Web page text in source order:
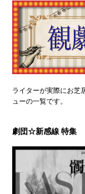
ライターが実際にお芝
ューの一覧です。
劇団☆新感線 特集